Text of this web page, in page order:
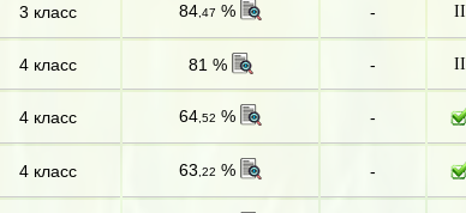
3 класс 84 ,47 % - II
4 класс 81 % - II
4 класс 64 ,52 % -
4 класс 63 ,22 % -